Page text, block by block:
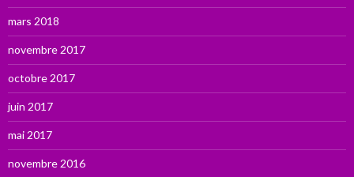
mars 2018
novembre 2017
octobre 2017
juin 2017
mai 2017
novembre 2016